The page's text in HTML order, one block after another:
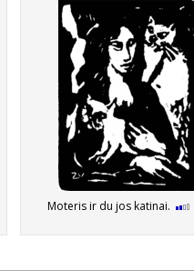
Moteris ir du jos katinai.